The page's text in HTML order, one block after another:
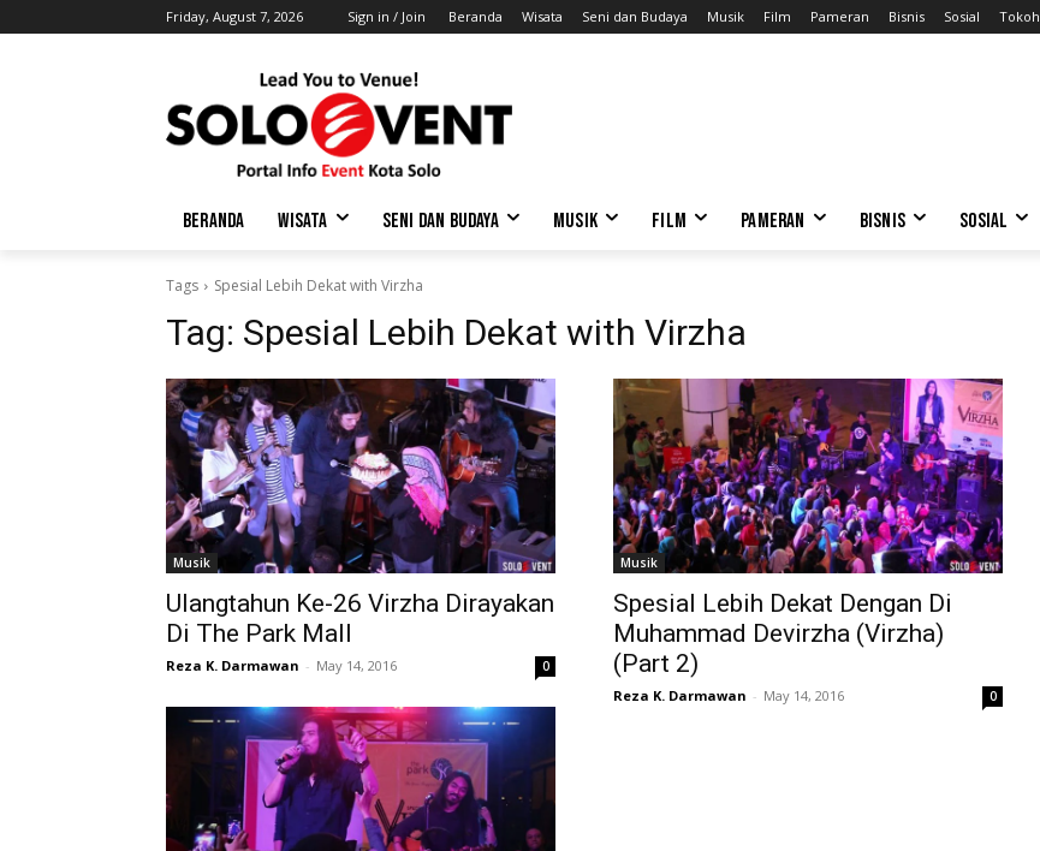
Friday, August 7, 2026 Sign in / Join Beranda Wisata Seni dan Budaya Musik Film Pameran Bisnis Sosial Tokoh
BERANDA WISATA SENI DAN BUDAYA MUSIK FILM PAMERAN BISNIS SOSIAL
Tags Spesial Lebih Dekat with Virzha
Tag: Spesial Lebih Dekat with Virzha
Musik
Ulangtahun Ke-26 Virzha Dirayakan
Di The Park Mall
Reza K. Darmawan - May 14, 2016 0
Musik
Spesial Lebih Dekat Dengan Di
Muhammad Devirzha (Virzha)
(Part 2)
Reza K. Darmawan - May 14, 2016 0